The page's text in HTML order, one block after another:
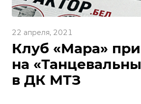
Клуб «Мара»
на
в ДК МТЗ
22 апреля, 2021